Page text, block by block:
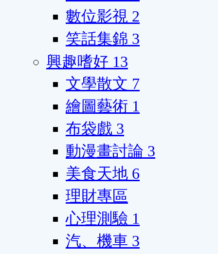
數位影視 2
笑話集錦 3
興趣嗜好 13
文學散文 7
繪圖藝術 1
布袋戲 3
動漫畫討論 3
美食天地 6
理財專區
心理測驗 1
汽、機車 3